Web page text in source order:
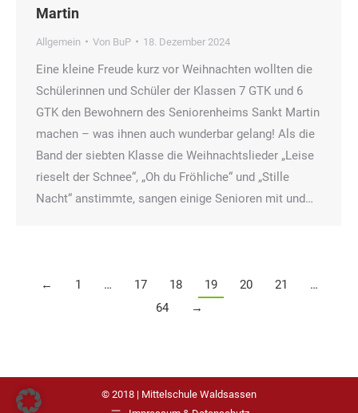
Martin
Allgemein Von BuP 18. Dezember 2024
Eine kleine Freude kurz vor Weihnachten wollten die
Schülerinnen und Schüler der Klassen 7 GTK und 6
GTK den Bewohnern des Seniorenheims Sankt Martin
machen – was ihnen auch wunderbar gelang! Als die
Band der siebten Klasse die Weihnachtslieder „Leise
rieselt der Schnee“, „Oh du Fröhliche“ und „Stille
Nacht“ anstimmte, sangen einige Senioren mit und…
← 1 … 17 18 19 20 21
…
64
→
© 2018 | Mittelschule Waldsassen